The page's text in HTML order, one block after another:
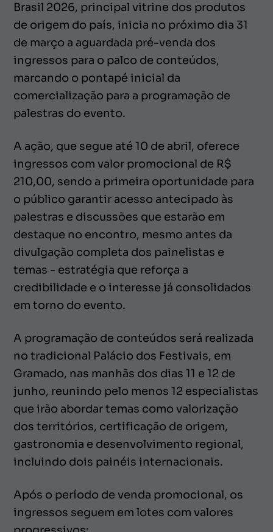
Brasil 2026, principal vitrine dos produtos
de origem do país, inicia no próximo dia 31
de março a aguardada pré-venda dos
ingressos para o palco de conteúdos,
marcando o pontapé inicial da
comercialização para a programação de
palestras do evento.
A ação, que segue até 10 de abril, oferece
ingressos com valor promocional de R$
210,00, sendo a primeira oportunidade para
o público garantir acesso antecipado às
palestras e discussões que estarão em
destaque no encontro, mesmo antes da
divulgação completa dos painelistas e
temas - estratégia que reforça a
credibilidade e o interesse já consolidados
em torno do evento.
A programação de conteúdos será realizada
no tradicional Palácio dos Festivais, em
Gramado, nas manhãs dos dias 11 e 12 de
junho, reunindo pelo menos 12 especialistas
que irão abordar temas como valorização
dos territórios, certificação de origem,
gastronomia e desenvolvimento regional,
incluindo dois painéis internacionais.
Após o período de venda promocional, os
ingressos seguem em lotes com valores